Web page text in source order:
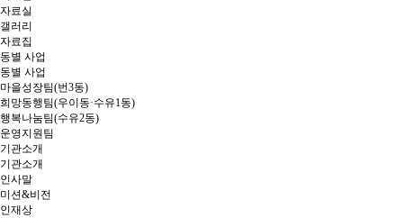
자료실
갤러리
자료집
동별 사업
동별 사업
마을성장팀(번3동)
희망동행팀(우이동·수유1동)
행복나눔팀(수유2동)
운영지원팀
기관소개
기관소개
인사말
미션&비전
인재상